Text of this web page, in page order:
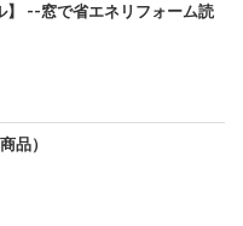
】 --窓で省エネリフォーム読
品）